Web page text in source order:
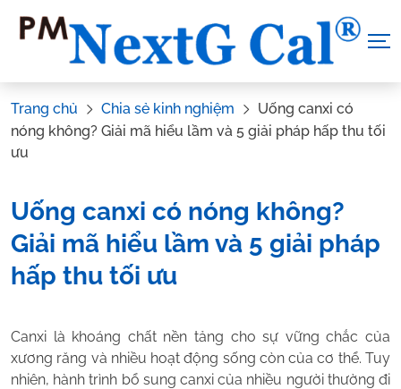
Trang chủ Chia sẻ kinh nghiệm
Uống canxi có
nóng không? Giải mã hiểu lầm và 5 giải pháp hấp thu tối
ưu
Uống canxi có nóng không?
Giải mã hiểu lầm và 5 giải pháp
hấp thu tối ưu
Tác Giả: Nguyễn Thị Hiền. Tham vấn y khoa:Dược sĩ Vũ
Canxi là khoáng chất nền tảng cho sự vững chắc của
xương răng và nhiều hoạt động sống còn của cơ thể. Tuy
nhiên, hành trình bổ sung canxi của nhiều người thường đi